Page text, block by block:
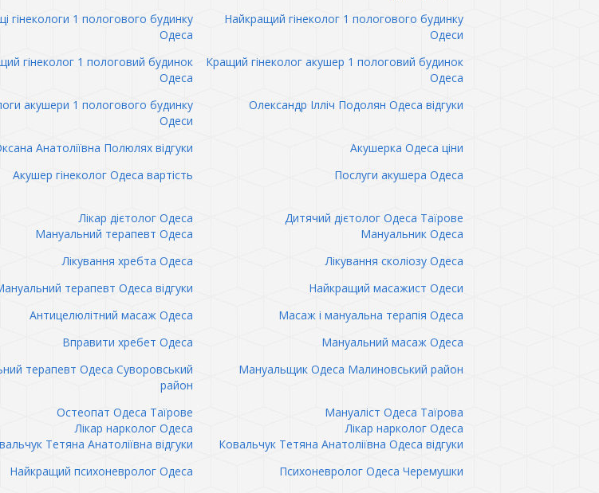
гінекологи 1 пологового будинку
Одеса
Найкращий гінеколог 1 пологового будинку
Одеси
гінеколог 1 пологовий будинок
Одеса
Кращий гінеколог акушер 1 пологовий будинок
Одеса
акушери 1 пологового будинку
Одеси
Олександр Ілліч Подолян Одеса відгуки
Анатоліївна Полюлях відгуки
Акушерка Одеса ціни
Акушер гінеколог Одеса вартість
Послуги акушера Одеса
Лікар дієтолог Одеса
Дитячий дієтолог Одеса Таїрове
Мануальний терапевт Одеса
Мануальник Одеса
Лікування хребта Одеса
Лікування сколіозу Одеса
терапевт Одеса відгуки
Найкращий масажист Одеси
Антицелюлітний масаж Одеса
Масаж і мануальна терапія Одеса
Вправити хребет Одеса
Мануальний масаж Одеса
терапевт Одеса Суворовський
район
Мануальщик Одеса Малиновський район
Остеопат Одеса Таїрове
Мануаліст Одеса Таїрова
Лікар нарколог Одеса
Лікар нарколог Одеса
Тетяна Анатоліївна відгуки
Ковальчук Тетяна Анатоліївна Одеса відгуки
Найкращий психоневролог Одеса
Психоневролог Одеса Черемушки